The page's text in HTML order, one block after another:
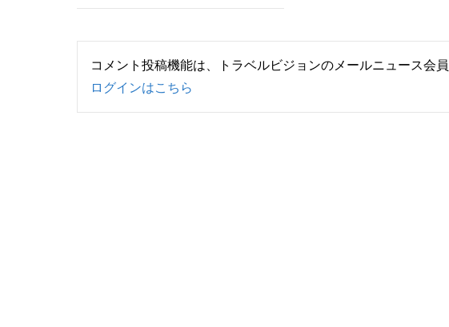
コメント投稿機能は、トラベルビジョンのメールニュース会
ログインはこちら